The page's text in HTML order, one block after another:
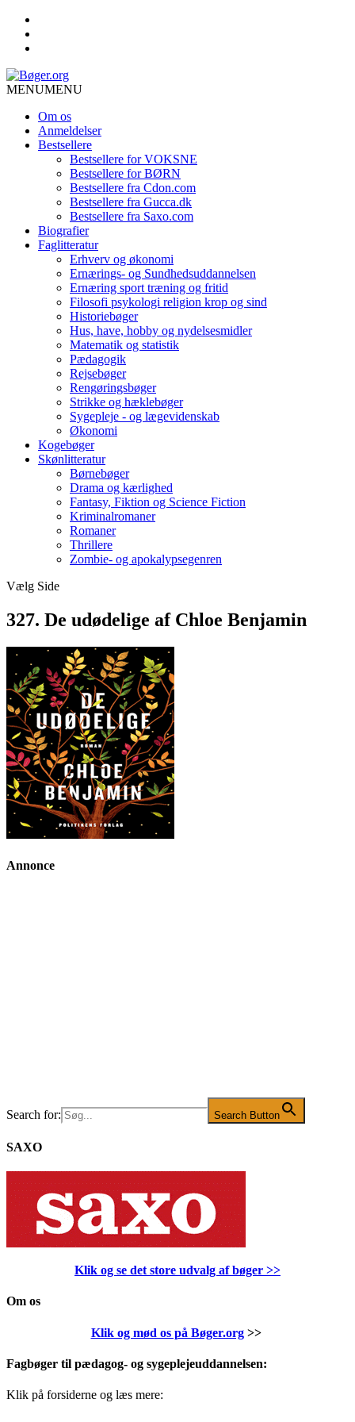
MENUMENU
Om os
Anmeldelser
Bestsellere
Bestsellere for VOKSNE
Bestsellere for BØRN
Bestsellere fra Cdon.com
Bestsellere fra Gucca.dk
Bestsellere fra Saxo.com
Biografier
Faglitteratur
Erhverv og økonomi
Ernærings- og Sundhedsuddannelsen
Ernæring sport træning og fritid
Filosofi psykologi religion krop og sind
Historiebøger
Hus, have, hobby og nydelsesmidler
Matematik og statistik
Pædagogik
Rejsebøger
Rengøringsbøger
Strikke og hæklebøger
Sygepleje - og lægevidenskab
Økonomi
Kogebøger
Skønlitteratur
Børnebøger
Drama og kærlighed
Fantasy, Fiktion og Science Fiction
Kriminalromaner
Romaner
Thrillere
Zombie- og apokalypsegenren
Vælg Side
327. De udødelige af Chloe Benjamin
Annonce
Search for: Search Button
SAXO
Klik og se det store udvalg af bøger >>
Om os
Klik og mød os på Bøger.org>>
Fagbøger til pædagog- og sygeplejeuddannelsen:
Klik på forsiderne og læs mere: